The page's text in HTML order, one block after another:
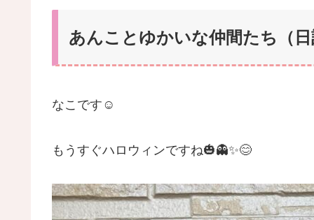
あんことゆかいな仲間たち（
なこです☺
もうすぐハロウィンですね🎃👻✨😊